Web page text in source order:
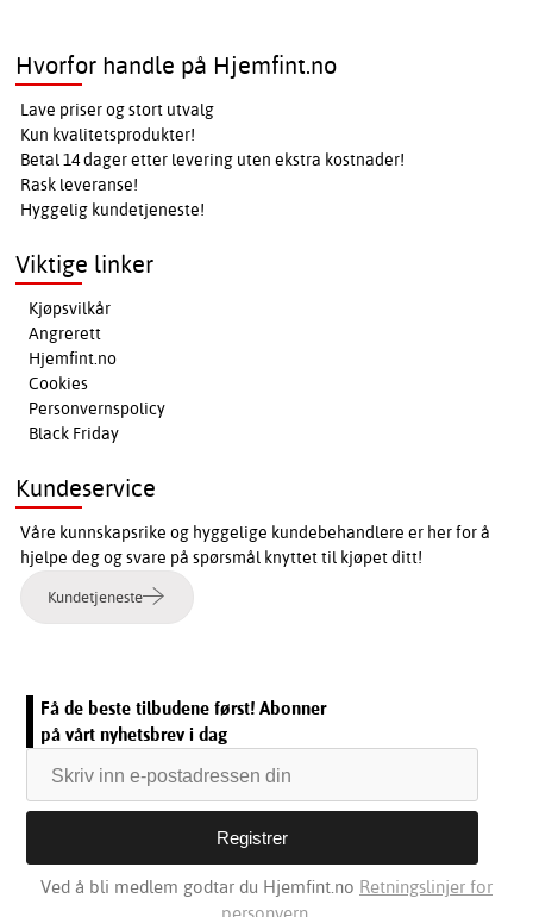
Hvorfor handle på Hjemfint.no
Lave priser og stort utvalg
Kun kvalitetsprodukter!
Betal 14 dager etter levering uten ekstra kostnader!
Rask leveranse!
Hyggelig kundetjeneste!
Viktige linker
Kjøpsvilkår
Angrerett
Hjemfint.no
Cookies
Personvernspolicy
Black Friday
Kundeservice
Våre kunnskapsrike og hyggelige kundebehandlere er her for å
hjelpe deg og svare på spørsmål knyttet til kjøpet ditt!
Kundetjeneste
Få de beste tilbudene først! Abonner
på vårt nyhetsbrev i dag
Ved å bli medlem godtar du Hjemfint.no Retningslinjer for
personvern.